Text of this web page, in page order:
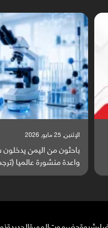
السبت, 23 مايو, 2026
صراع دولي يتصاعد قرب
ساحة مواجهة عالمية